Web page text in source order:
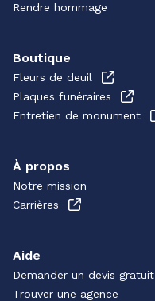
Rendre hommage
Boutique
Fleurs de deuil
Plaques funéraires
Entretien de monument
À propos
Notre mission
Carrières
Aide
Demander un devis gratuit
Trouver une agence